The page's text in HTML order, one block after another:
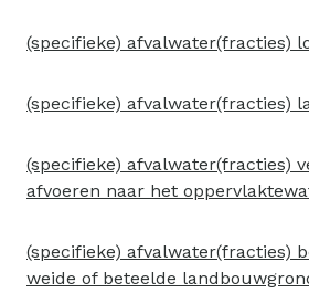
(specifieke) afvalwater(fracties)
(specifieke) afvalwater(fracties)
(specifieke) afvalwater(fracties)
afvoeren naar het
(specifieke) afvalwater(fracties)
weide of beteelde